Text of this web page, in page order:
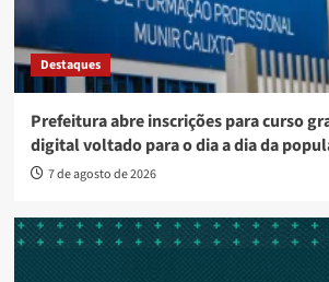
Destaques
Prefeitura abre inscrições para curso
digital voltado para o dia a dia da
7 de agosto de 2026